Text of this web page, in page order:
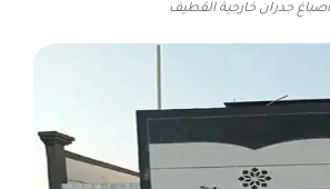
اصباغ جدران خارجية القطيف